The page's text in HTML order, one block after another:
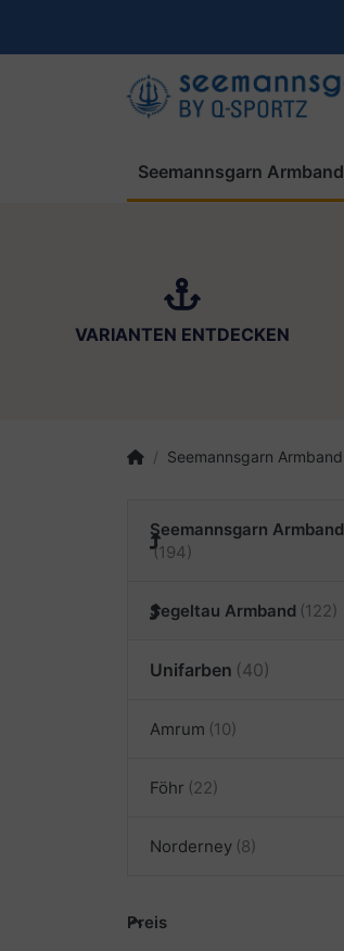
Seemannsgarn Armband
VARIANTEN ENTDECKEN
Seemannsgarn Armband
Seemannsgarn Armband
Segeltau Armband
Unifarben
Amrum
Föhr
Norderney
Preis